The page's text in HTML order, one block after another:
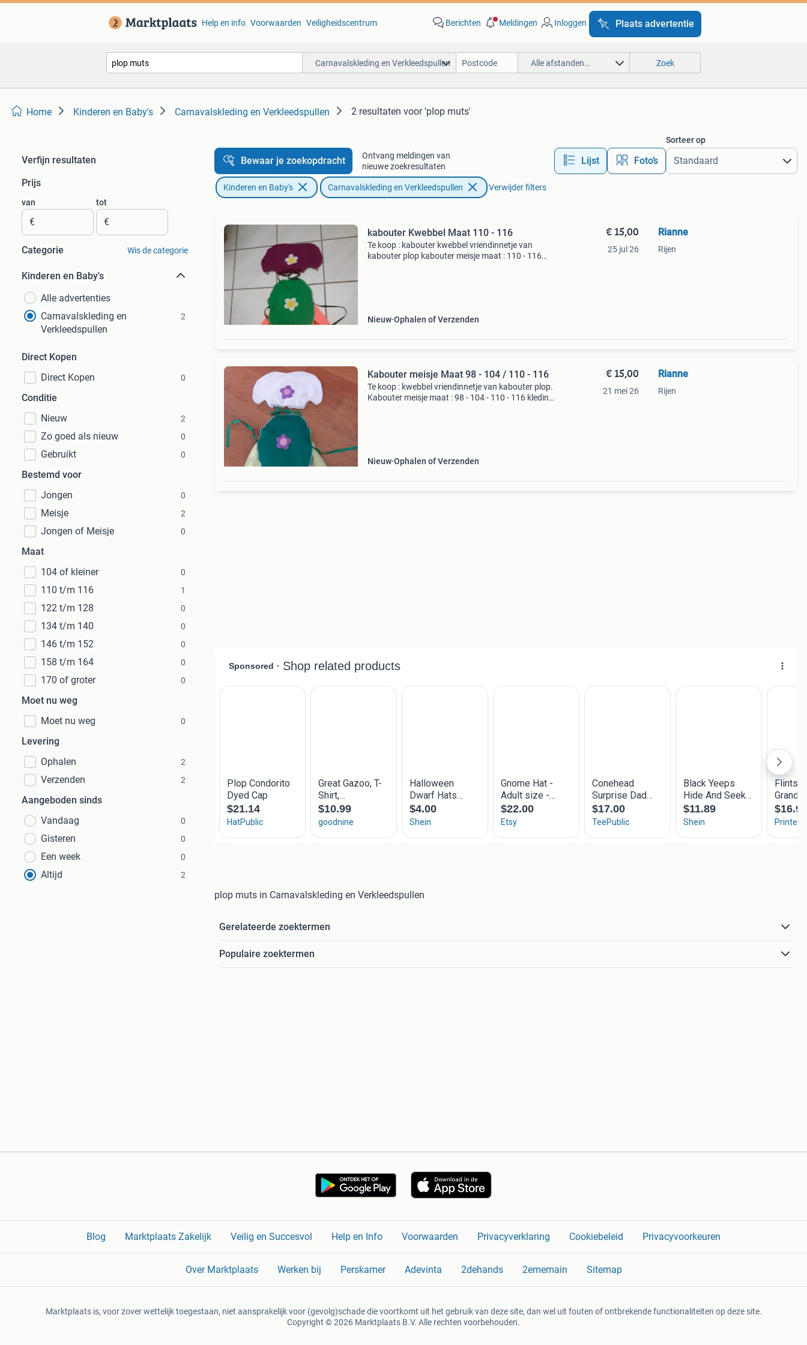
Help en info Voorwaarden Veiligheidscentrum Berichten Meldingen Inloggen Plaats advertentie
Carnavalskleding en Verkleedspullen Alle afstanden… Zoek
Home Kinderen en Baby's Carnavalskleding en Verkleedspullen 2 resultaten voor 'plop muts'
Verfijn resultaten
Prijs
van
€
tot
€
Categorie Wis de categorie
Kinderen en Baby's
Alle advertenties
Carnavalskleding en
Verkleedspullen
2
Direct Kopen
Direct Kopen
0
Conditie
Nieuw
2
Zo goed als nieuw 0
Gebruikt 0
Bestemd voor
Jongen
0
Meisje 2
Jongen of Meisje 0
Maat
104 of kleiner
0
110 t/m 116 1
122 t/m 128 0
134 t/m 140 0
146 t/m 152 0
158 t/m 164 0
170 of groter 0
Moet nu weg
Moet nu weg
0
Levering
Ophalen
2
Verzenden 2
Aangeboden sinds
Vandaag
0
Gisteren 0
Een week 0
Altijd 2
Bewaar je zoekopdracht
Ontvang meldingen van
nieuwe zoekresultaten
Lijst Foto’s
Sorteer op
Kinderen en Baby's Carnavalskleding en Verkleedspullen Verwijder filters
kabouter Kwebbel Maat 110 - 116
Te koop : kabouter kwebbel vriendinnetje van
kabouter plop kabouter meisje maat : 110 - 116
Nieuw Ophalen of Verzenden
€ 15,00
25 jul 26
Rianne
Rijen
Kabouter meisje Maat 98 - 104 / 110 - 116
Te koop : kwebbel vriendinnetje van kabouter plop.
Kabouter meisje maat : 98 - 104 - 110 - 116 kleding
Nieuw Ophalen of Verzenden
€ 15,00
21 mei 26
Rianne
Rijen
plop muts in Carnavalskleding en Verkleedspullen
Gerelateerde zoektermen
Populaire zoektermen
Blog Marktplaats Zakelijk Veilig en Succesvol Help en Info Voorwaarden Privacyverklaring Cookiebeleid Privacyvoorkeuren
Over Marktplaats Werken bij Perskamer Adevinta 2dehands 2ememain Sitemap
Marktplaats is, voor zover wettelijk toegestaan, niet aansprakelijk voor (gevolg)schade die voortkomt uit het gebruik van deze site, dan wel uit fouten of ontbrekende functionaliteiten op deze site.
Copyright © 2026 Marktplaats B.V. Alle rechten voorbehouden.